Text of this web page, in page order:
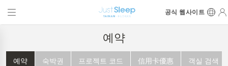
공식 웹사이트
예약
예약 숙박권 프로젝트 코드 信用卡優惠 객실 검색